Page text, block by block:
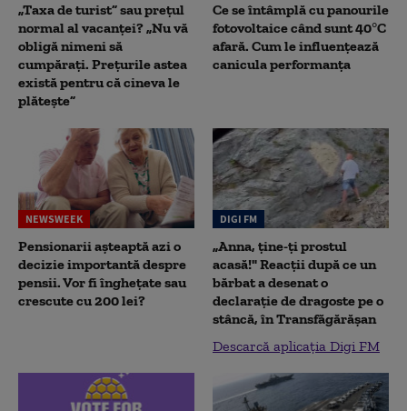
„Taxa de turist” sau prețul
normal al vacanței? „Nu vă
obligă nimeni să
cumpărați. Prețurile astea
există pentru că cineva le
plătește”
Ce se întâmplă cu panourile
fotovoltaice când sunt 40°C
afară. Cum le influențează
canicula performanța
NEWSWEEK
Pensionarii așteaptă azi o
decizie importantă despre
pensii. Vor fi înghețate sau
crescute cu 200 lei?
DIGI FM
„Anna, ţine-ţi prostul
acasă!" Reacţii după ce un
bărbat a desenat o
declaraţie de dragoste pe o
stâncă, în Transfăgărăşan
Descarcă aplicația Digi FM